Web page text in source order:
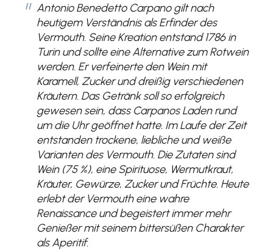
Antonio Benedetto Carpano gilt nach
heutigem Verständnis als Erfinder des
Vermouth. Seine Kreation entstand 1786 in
Turin und sollte eine Alternative zum Rotwein
werden. Er verfeinerte den Wein mit
Karamell, Zucker und dreißig verschiedenen
Kräutern. Das Getränk soll so erfolgreich
gewesen sein, dass Carpanos Laden rund
um die Uhr geöffnet hatte. Im Laufe der Zeit
entstanden trockene, liebliche und weiße
Varianten des Vermouth. Die Zutaten sind
Wein (75 %), eine Spirituose, Wermutkraut,
Kräuter, Gewürze, Zucker und Früchte. Heute
erlebt der Vermouth eine wahre
Renaissance und begeistert immer mehr
Genießer mit seinem bittersüßen Charakter
als Aperitif.